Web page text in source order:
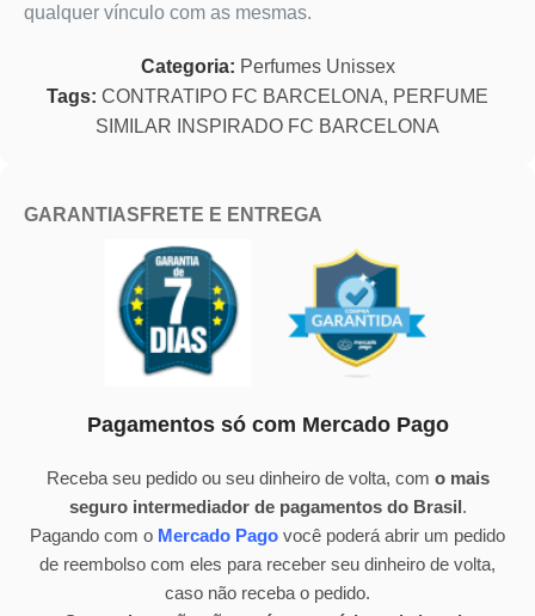
qualquer vínculo com as mesmas.
Categoria: Perfumes Unissex
Tags: CONTRATIPO FC BARCELONA, PERFUME
SIMILAR INSPIRADO FC BARCELONA
GARANTIAS FRETE E ENTREGA
Pagamentos só com Mercado Pago
Receba seu pedido ou seu dinheiro de volta, com o mais
seguro intermediador de pagamentos do Brasil.
Pagando com o Mercado Pago você poderá abrir um pedido
de reembolso com eles para receber seu dinheiro de volta,
caso não receba o pedido.